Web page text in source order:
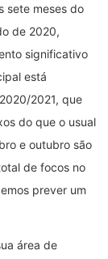
sete meses do
de 2020,
significativo
está
2021, que
do que o usual
e outubro são
de focos no
prever um
área de